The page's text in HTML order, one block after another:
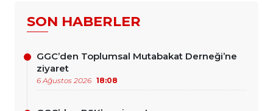
SON HABERLER
GGC’den Toplumsal Mutabakat Derneği’ne
ziyaret
6 Ağustos 2026 18:08